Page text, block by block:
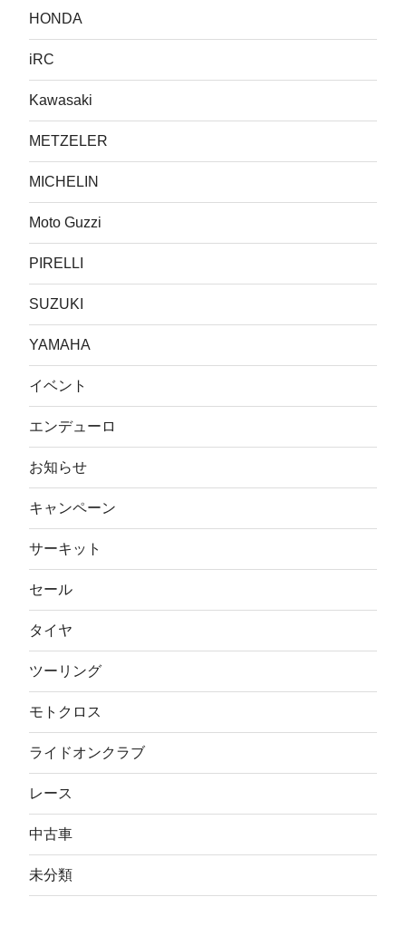
HONDA
iRC
Kawasaki
METZELER
MICHELIN
Moto Guzzi
PIRELLI
SUZUKI
YAMAHA
イベント
エンデューロ
お知らせ
キャンペーン
サーキット
セール
タイヤ
ツーリング
モトクロス
ライドオンクラブ
レース
中古車
未分類